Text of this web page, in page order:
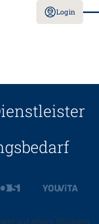
Login